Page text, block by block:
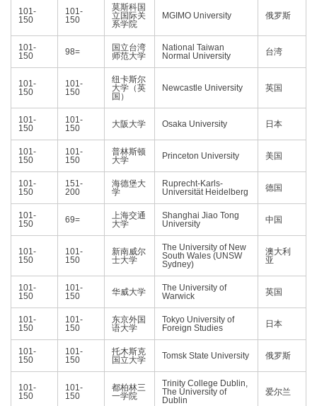
101-
150
101-
150
莫斯科国
立国际关
系学院
MGIMO University 俄罗斯
101-
150
98=
国立台湾
师范大学
National Taiwan
Normal University
台湾
101-
150
101-
150
纽卡斯尔
大学（英
国）
Newcastle University 英国
101-
150
101-
150
大阪大学 Osaka University 日本
101-
150
101-
150
普林斯顿
大学
Princeton University 美国
101-
150
151-
200
海德堡大
学
Ruprecht-Karls-
Universität Heidelberg
德国
101-
150
69=
上海交通
大学
Shanghai Jiao Tong
University
中国
101-
150
101-
150
新南威尔
士大学
The University of New
South Wales (UNSW
Sydney)
澳大利
亚
101-
150
101-
150
华威大学
The University of
Warwick
英国
101-
150
101-
150
东京外国
语大学
Tokyo University of
Foreign Studies
日本
101-
150
101-
150
托木斯克
国立大学
Tomsk State University 俄罗斯
101-
150
101-
150
都柏林三
一学院
Trinity College Dublin,
The University of
Dublin
爱尔兰